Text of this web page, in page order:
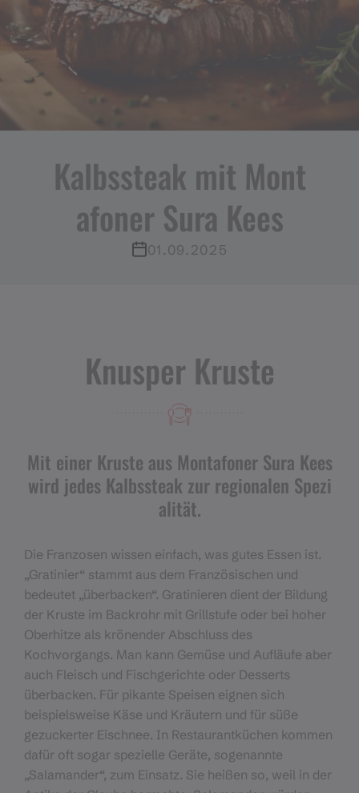
Kalbssteak mit Mont
afoner Sura Kees
01.09.2025
Knusper Kruste
Mit einer Kruste aus Montafoner Sura Kees
wird jedes Kalbssteak zur regionalen Spezi
alität.
Die Franzosen wissen einfach, was gutes Essen ist.
„Gratinier“ stammt aus dem Französischen und
bedeutet „überbacken“. Gratinieren dient der Bildung
der Kruste im Backrohr mit Grillstufe oder bei hoher
Oberhitze als krönender Abschluss des
Kochvorgangs. Man kann Gemüse und Aufläufe aber
auch Fleisch und Fischgerichte oder Desserts
überbacken. Für pikante Speisen eignen sich
beispielsweise Käse und Kräutern und für süße
gezuckerter Eischnee. In Restaurantküchen kommen
dafür oft sogar spezielle Geräte, sogenannte
„Salamander“, zum Einsatz. Sie heißen so, weil in der